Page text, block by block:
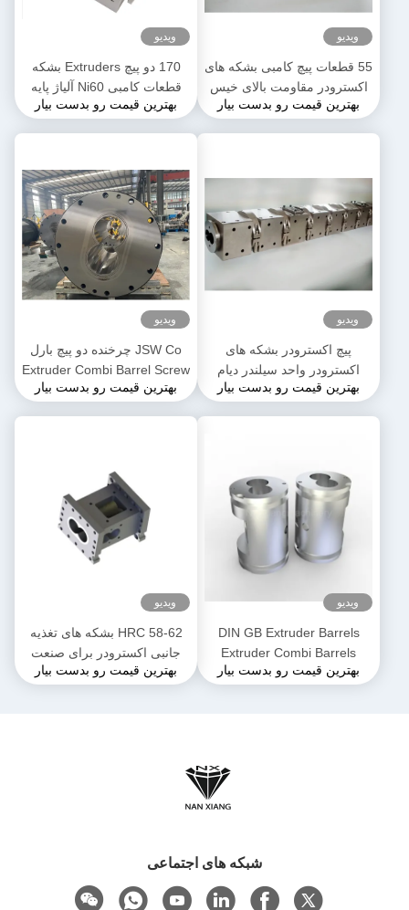
ویدیو
55 قطعات پیچ کامبی بشکه های
اکسترودر مقاومت بالای خیس
کننده پایدار برای صنعت مواد
بهترین قیمت رو بدست بیار
ویدیو
170 دو پیچ Extruders بشکه
قطعات کامبی Ni60 آلیاژ پایه
نیکل قدرت بالا
بهترین قیمت رو بدست بیار
ویدیو
پیچ اکسترودر بشکه های
اکسترودر واحد سیلندر دیام
50mm تا 300mm طول
بهترین قیمت رو بدست بیار
ویدیو
JSW Co چرخنده دو پیچ بارل
Extruder Combi Barrel Screw
Segments برای محصولات
بهترین قیمت رو بدست بیار
ویدیو
DIN GB Extruder Barrels
Extruder Combi Barrels
Extrusion برای اکستروژن دو
بهترین قیمت رو بدست بیار
ویدیو
HRC 58-62 بشکه های تغذیه
جانبی اکسترودر برای صنعت
مواد غذایی و مواد غذایی
بهترین قیمت رو بدست بیار
شبکه های اجتماعی